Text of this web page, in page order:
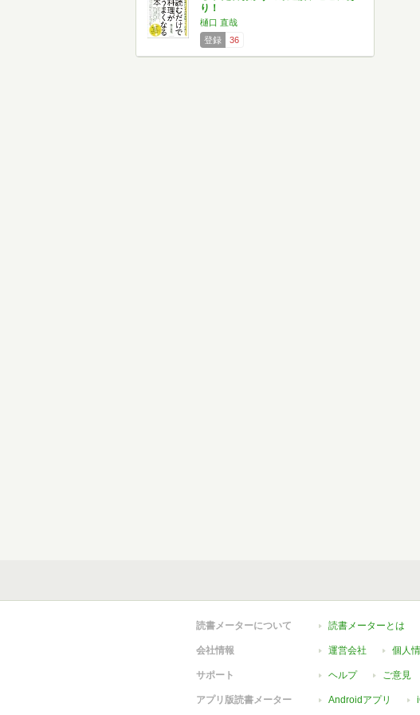
り！
樋口 直哉
登録
36
読書メーターについて 読書メーターとは
会社情報 運営会社 個人
サポート ヘルプ ご意見
アプリ版読書メーター Androidアプリ